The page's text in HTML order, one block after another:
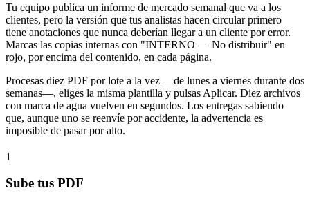
Tu equipo publica un informe de mercado semanal que va a los
clientes, pero la versión que tus analistas hacen circular primero
tiene anotaciones que nunca deberían llegar a un cliente por error.
Marcas las copias internas con "INTERNO — No distribuir" en
rojo, por encima del contenido, en cada página.
Procesas diez PDF por lote a la vez —de lunes a viernes durante dos
semanas—, eliges la misma plantilla y pulsas Aplicar. Diez archivos
con marca de agua vuelven en segundos. Los entregas sabiendo
que, aunque uno se reenvíe por accidente, la advertencia es
imposible de pasar por alto.
1
Sube tus PDF